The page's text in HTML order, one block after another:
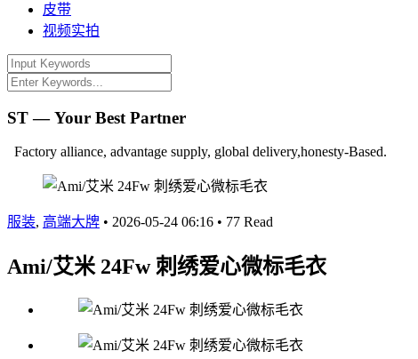
皮带
视频实拍
ST — Your Best Partner
Factory alliance, advantage supply, global delivery,honesty-Based.
服装, 高端大牌 • 2026-05-24 06:16 • 77 Read
Ami/艾米 24Fw 刺绣爱心微标毛衣